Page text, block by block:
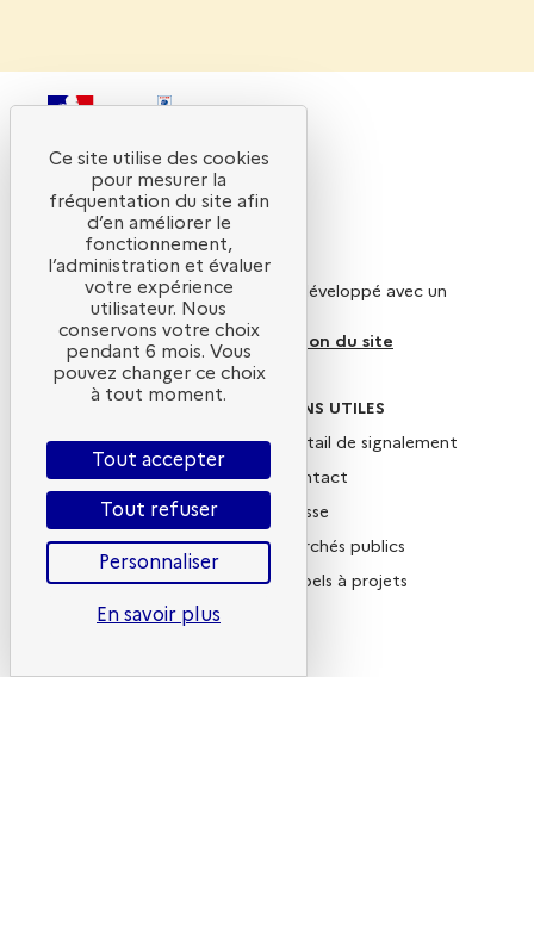
Qui sommes-nous ?
Ce site internet a été pensé et développé avec un
objectif d’écoconception.
En savoir plus sur l’écoconception du site
SUIVEZ-NOUS
X
Linkedin
Instagram
YouTube
Newsletter
Nous rejoindre
LIENS UTILES
Portail de signalement
Contact
Presse
Marchés publics
Appels à projets
Ce site utilise des cookies
pour mesurer la
fréquentation du site afin
d’en améliorer le
fonctionnement,
l’administration et évaluer
votre expérience
utilisateur. Nous
conservons votre choix
pendant 6 mois. Vous
pouvez changer ce choix
à tout moment.
Tout accepter
Tout refuser
Personnaliser
En savoir plus